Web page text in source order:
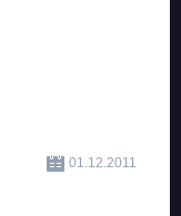
01.12.2011